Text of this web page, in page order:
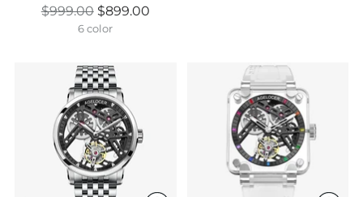
Regulärer
$999.00 $899.00
6 color